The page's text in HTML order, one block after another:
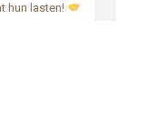
hun lasten!